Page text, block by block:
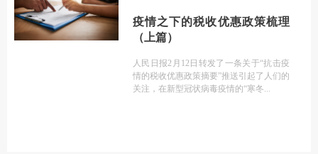
疫情之下的税收优惠政策梳理
（上篇）
人民日报2月12日转发了一条关于“抗击疫
情的税收优惠政策摘要”推送引起了人们的
关注，在新型冠状病毒疫情的“寒冬